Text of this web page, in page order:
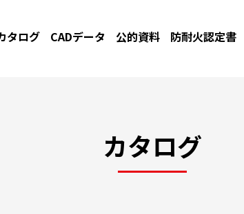
タログ CADデータ 公的資料 防耐火認定書
カタログ